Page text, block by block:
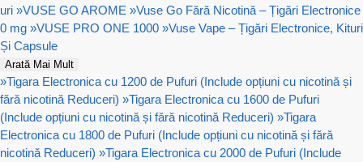
uri »VUSE GO AROME »Vuse Go Fără Nicotină – Țigări Electronice
0 mg »VUSE PRO ONE 1000 »Vuse Vape – Țigări Electronice, Kituri
Și Capsule
Arată Mai Mult
»Tigara Electronica cu 1200 de Pufuri (Include opțiuni cu nicotină și
fără nicotină Reduceri) »Tigara Electronica cu 1600 de Pufuri
(Include opțiuni cu nicotină și fără nicotină Reduceri) »Tigara
Electronica cu 1800 de Pufuri (Include opțiuni cu nicotină și fără
nicotină Reduceri) »Tigara Electronica cu 2000 de Pufuri (Include